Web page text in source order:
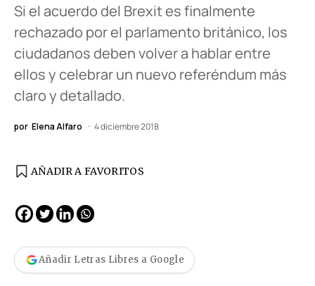
Si el acuerdo del Brexit es finalmente
rechazado por el parlamento británico, los
ciudadanos deben volver a hablar entre
ellos y celebrar un nuevo referéndum más
claro y detallado.
por Elena Alfaro 4 diciembre 2018
AÑADIR A FAVORITOS
Añadir Letras Libres a Google